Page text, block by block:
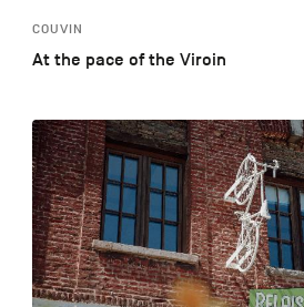
COUVIN
At the pace of the Viroin